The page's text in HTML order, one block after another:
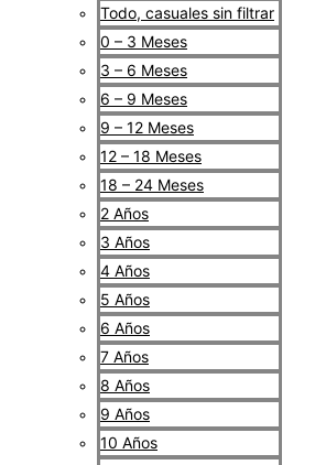
Todo, casuales sin filtrar
0 – 3 Meses
3 – 6 Meses
6 – 9 Meses
9 – 12 Meses
12 – 18 Meses
18 – 24 Meses
2 Años
3 Años
4 Años
5 Años
6 Años
7 Años
8 Años
9 Años
10 Años